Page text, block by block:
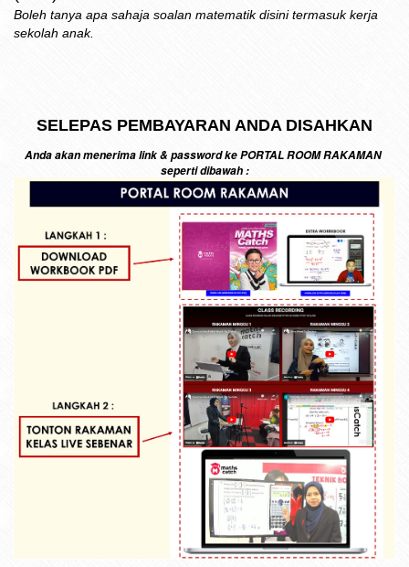
Boleh tanya apa sahaja soalan matematik disini termasuk kerja
sekolah anak.
SELEPAS PEMBAYARAN ANDA DISAHKAN
Anda akan menerima link & password ke PORTAL ROOM RAKAMAN
seperti dibawah :